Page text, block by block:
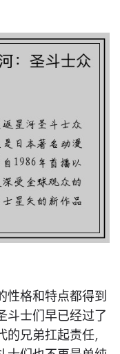
性格和特点都得到
斗士们早已经过了
兄弟扛起责任，